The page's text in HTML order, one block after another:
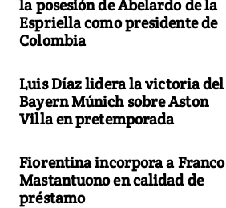
la posesión de Abelardo de la
Espriella como presidente de
Colombia
Luis Díaz lidera la victoria del
Bayern Múnich sobre Aston
Villa en pretemporada
Fiorentina incorpora a Franco
Mastantuono en calidad de
préstamo